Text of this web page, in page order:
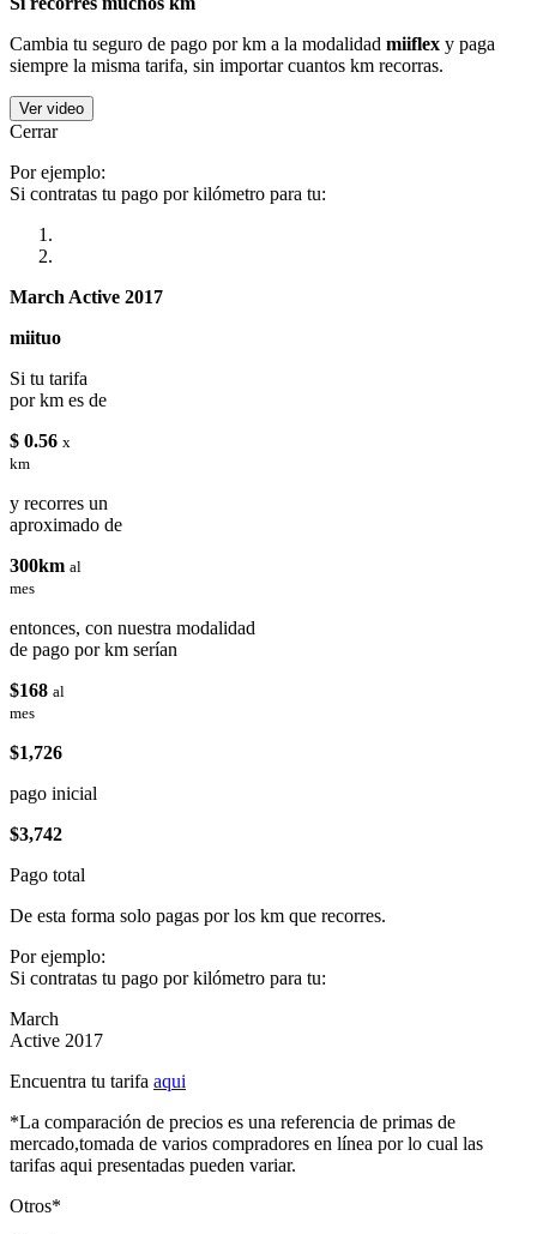
Cambia tu seguro de pago por km a la modalidad miiflex y paga
siempre la misma tarifa, sin importar cuantos km recorras.
Ver video
Cerrar
Por ejemplo:
Si contratas tu pago por kilómetro para tu:
March Active 2017
miituo
Si tu tarifa
por km es de
$ 0.56 x
km
y recorres un
aproximado de
300km al
mes
entonces, con nuestra modalidad
de pago por km serían
$168 al
mes
$1,726
pago inicial
$3,742
Pago total
De esta forma solo pagas por los km que recorres.
Por ejemplo:
Si contratas tu pago por kilómetro para tu:
March
Active 2017
Encuentra tu tarifa aqui
*La comparación de precios es una referencia de primas de
mercado,tomada de varios compradores en línea por lo cual las
tarifas aqui presentadas pueden variar.
Otros*